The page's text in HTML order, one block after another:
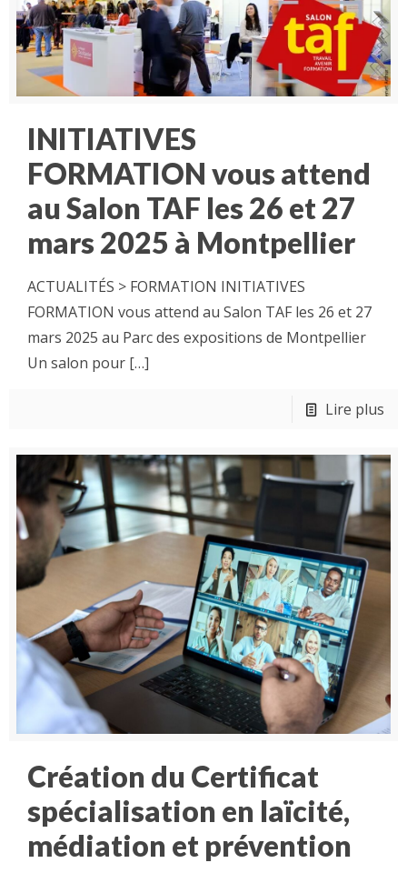
INITIATIVES
FORMATION vous attend
au Salon TAF les 26 et 27
mars 2025 à Montpellier
ACTUALITÉS > FORMATION INITIATIVES
FORMATION vous attend au Salon TAF les 26 et 27
mars 2025 au Parc des expositions de Montpellier
Un salon pour […]
Lire plus
Création du Certificat
spécialisation en laïcité,
médiation et prévention